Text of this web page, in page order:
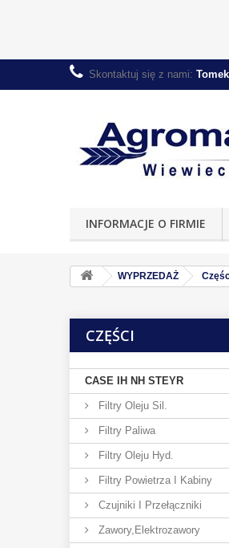
Skontaktuj się z nami:
INFORMACJE O FIRMIE
WYPRZEDAŻ
CZĘŚCI
CASE IH NH STEYR
Filtry Oleju Sil.
Filtry Paliwa
Filtry Oleju Hyd.
Filtry Powietrza I Kabiny
Czujniki I Przełączniki
Zawory,elektrozawory